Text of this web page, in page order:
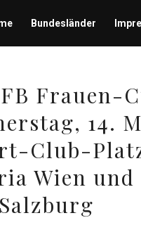
Bundesländer
Frauen-
14.
Club-
Wien und